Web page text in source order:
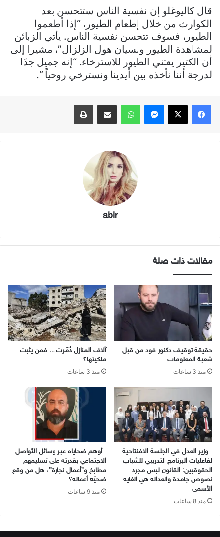
قال كاليوغلو إن نفسية الناس ستتحسن بعد
الكوارث من خلال إطعام الطيور، “إذا أطعموا
الطيور، فسوف تتحسن نفسية الناس. يأتي الزبائن
لمشاهدة الطيور ونسيان هول الزلزال”، مشيرا إلى
أن الكثير يقتني الطيور للاسترخاء. “إنه جميل جدًا
لدرجة أننا نأخذه بين أيدينا ونسترخي روحياً “.
فيسبوك X ماسنجر واتساب مشاركة عبر البريد طباعة
abir
مقالات ذات صلة
حقيقة توقيف دكتور فود من قبل
شعبة المعلومات
منذ 3 ساعات
آلاف المنازل دُمّرت… فمن يثبت
ملكيتها؟
منذ 3 ساعات
وزير العدل في الجلسة الافتتاحية
لفاعليات البرنامج التدريبي للشباب
الحقوقيين: القانون لبس مجرد
نصوص جامدة والعدالة هي الغاية
الأسمى
منذ 8 ساعات
أوهم ضحاياه عبر وسائل التّواصل
الاجتماعي بقدرته على تسليمهم
مطابخ و”أعمال نجارة”، هل من وقع
ضحيّة أعماله؟
منذ 9 ساعات